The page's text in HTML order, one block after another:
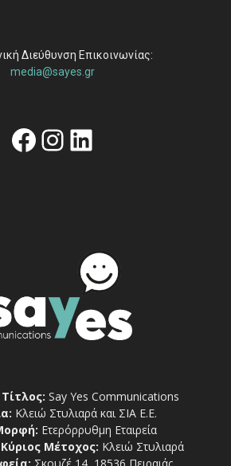
Διεύθυνση Επικοινωνίας:
media@sayes.gr
Facebook
Instagram
Linkedin
Say Yes Communications
Κλειώ Στυλιαρά και ΣΙΑ Ε.Ε.
Ετερόρρυθμη Εταιρεία
Μέτοχος: Κλειώ Στυλιαρά